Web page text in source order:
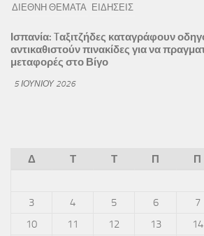
ΔΙΕΘΝΗ ΘΕΜΑΤΑ ΕΙΔΗΣΕΙΣ
Ισπανία: Tαξιτζήδες καταγράφουν
αντικαθιστούν πινακίδες για να
μεταφορές στο Βίγο
5 ΙΟΥΝΊΟΥ 2026
Δ Τ Τ Π Π
3
4 5 6 7
10
11 12 13 14